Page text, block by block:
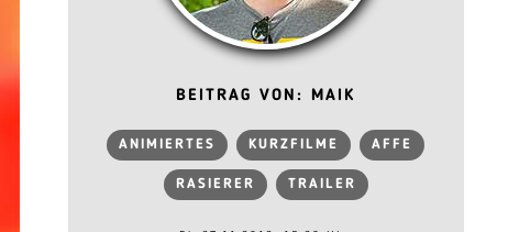
BEITRAG VON: MAIK
ANIMIERTES KURZFILME AFFE
RASIERER TRAILER